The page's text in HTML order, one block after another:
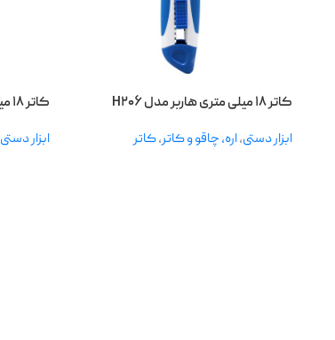
کاتر ۱۸ میلی متری هاربر مدل H۲۰۶
ابزار دستی,اره، چاقو و کاتر,کاتر
کاتر ۱۸ میلی متری هاربر مدل H۲۰۴
ابزار دستی